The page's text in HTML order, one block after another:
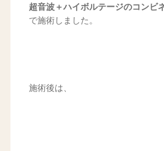
超音波＋ハイボルテージのコンビ
で施術しました。
施術後は、